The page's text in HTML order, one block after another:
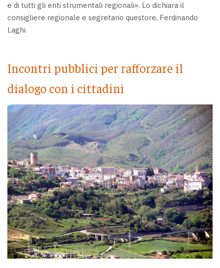
e di tutti gli enti strumentali regionali». Lo dichiara il
consigliere regionale e segretario questore, Ferdinando
Laghi.
Incontri pubblici per rafforzare il
dialogo con i cittadini